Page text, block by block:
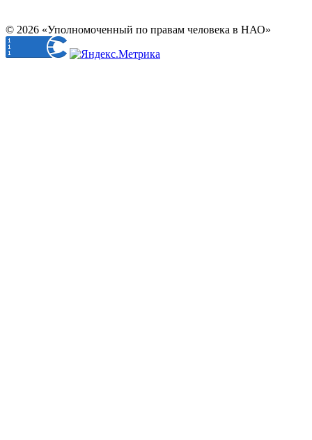
© 2026 «Уполномоченный по правам человека в НАО»